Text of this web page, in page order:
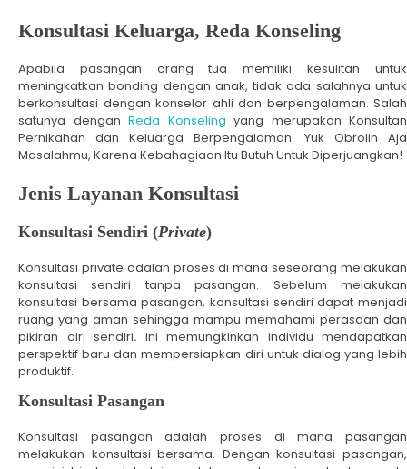
Konsultasi Keluarga, Reda Konseling
Apabila pasangan orang tua memiliki kesulitan untuk
meningkatkan bonding dengan anak, tidak ada salahnya untuk
berkonsultasi dengan konselor ahli dan berpengalaman. Salah
satunya dengan Reda Konseling yang merupakan Konsultan
Pernikahan dan Keluarga Berpengalaman. Yuk Obrolin Aja
Masalahmu, Karena Kebahagiaan Itu Butuh Untuk Diperjuangkan!
Jenis Layanan Konsultasi
Konsultasi Sendiri (Private)
Konsultasi private adalah proses di mana seseorang melakukan
konsultasi sendiri tanpa pasangan. Sebelum melakukan
konsultasi bersama pasangan, konsultasi sendiri dapat menjadi
ruang yang aman sehingga mampu memahami perasaan dan
pikiran diri sendiri. Ini memungkinkan individu mendapatkan
perspektif baru dan mempersiapkan diri untuk dialog yang lebih
produktif.
Konsultasi Pasangan
Konsultasi pasangan adalah proses di mana pasangan
melakukan konsultasi bersama. Dengan konsultasi pasangan,